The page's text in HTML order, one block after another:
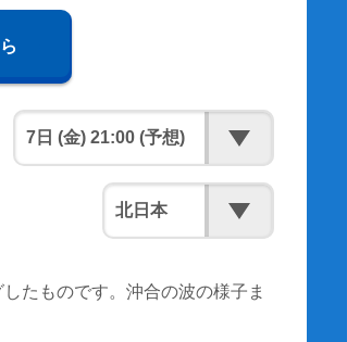
たものです。沖合の波の様子ま